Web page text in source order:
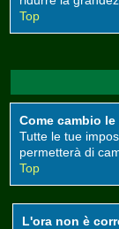
Top
Come cambio
Tutte le tue
permetterà di
Top
L'ora non è